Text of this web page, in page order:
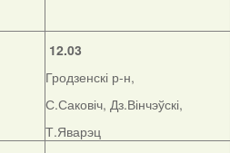
12.03
Гродзенскі р-н,
С.Саковіч, Дз.Вінчэўскі,
Т.Яварэц